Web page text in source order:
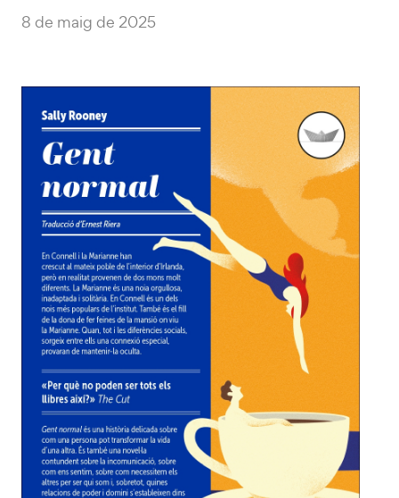
8 de maig de 2025